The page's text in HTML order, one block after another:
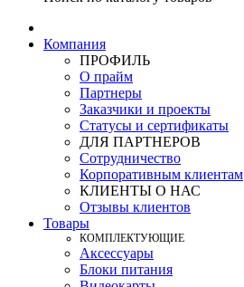
Компания
ПРОФИЛЬ
О прайм
Партнеры
Заказчики и проекты
Статусы и сертификаты
ДЛЯ ПАРТНЕРОВ
Сотрудничество
Корпоративным клиентам
КЛИЕНТЫ О НАС
Отзывы клиентов
Товары
КOМПЛЕКТУЮЩИЕ
Аксессуары
Блоки питания